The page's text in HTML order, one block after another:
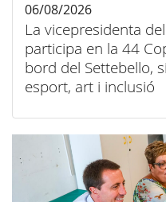
La vicepresidenta
participa en la 44
bord del Settebello,
esport, art i inclusió
06/08/2026